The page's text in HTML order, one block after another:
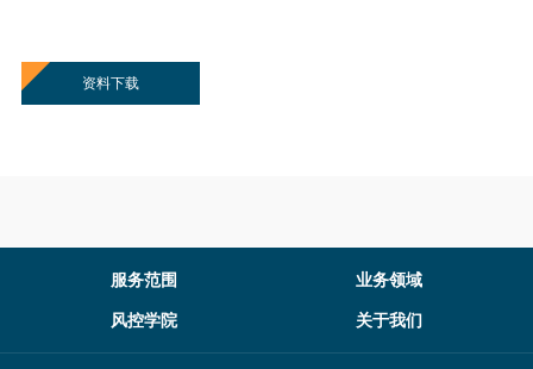
资料下载
服务范围 业务领域
风控学院 关于我们